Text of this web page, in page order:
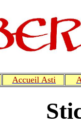
Accueil Asti